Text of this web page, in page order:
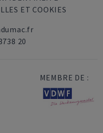
ET COOKIES
20
MEMBRE DE :